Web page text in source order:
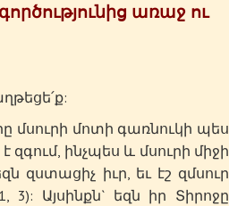
առաջ ու
մոտի գառնուկի պես
ինչպես և մսուրի միջի
զստացիչ իւր, եւ էշ զմսուր
Այսինքն` եզն իր Տիրոջը